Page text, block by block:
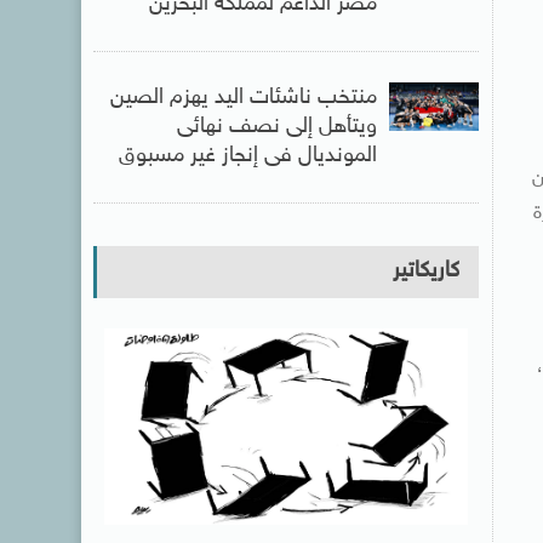
منتخب ناشئات اليد يهزم الصين
ويتأهل إلى نصف نهائى
المونديال فى إنجاز غير مسبوق
كاريكاتير